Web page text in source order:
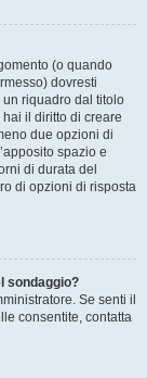
(o quando
dovresti
un riquadro dal titolo
il diritto di creare
due opzioni di
spazio e
di durata del
di opzioni di risposta
sondaggio?
Se senti il
consentite, contatta